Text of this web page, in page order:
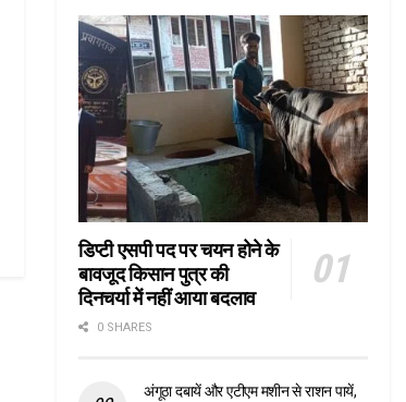
डिप्टी एसपी पद पर चयन होने के
बावजूद किसान पुत्र की
दिनचर्या में नहीं आया बदलाव
0 SHARES
अंगूठा दबायें और एटीएम मशीन से राशन पायें,